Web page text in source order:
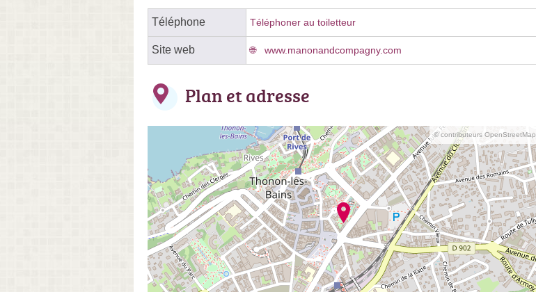
Téléphone Téléphoner au toiletteur
Site web www.manonandcompagny.com
Plan et adresse
© contributeurs OpenStreetMap